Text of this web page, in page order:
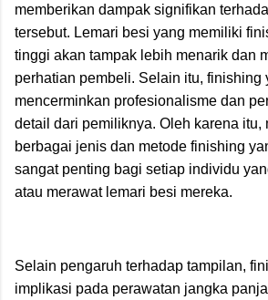
memberikan dampak signifikan
tersebut. Lemari besi yang memiliki
tinggi akan tampak lebih menarik dan
perhatian pembeli. Selain itu, finishing
mencerminkan profesionalisme dan
detail dari pemiliknya. Oleh karena itu,
berbagai jenis dan metode finishing
sangat penting bagi setiap individu
atau merawat lemari besi mereka.
Selain pengaruh terhadap tampilan,
implikasi pada perawatan jangka